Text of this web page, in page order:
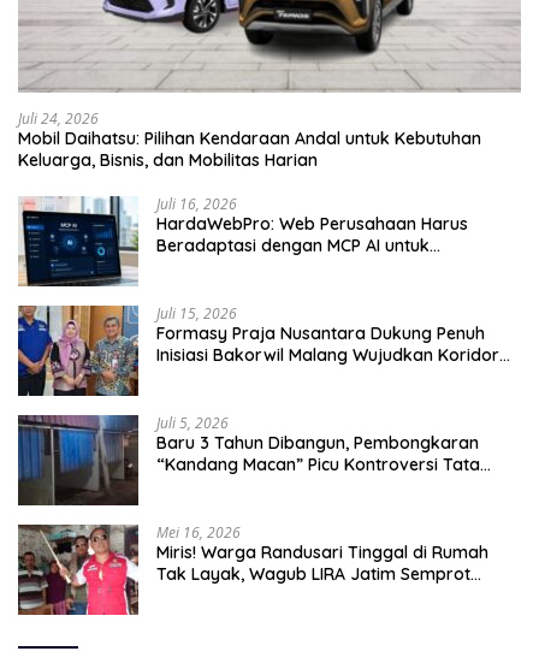
Juli 24, 2026
Mobil Daihatsu: Pilihan Kendaraan Andal untuk Kebutuhan
Keluarga, Bisnis, dan Mobilitas Harian
Juli 16, 2026
HardaWebPro: Web Perusahaan Harus
Beradaptasi dengan MCP AI untuk
Juli 15, 2026
Formasy Praja Nusantara Dukung Penuh
Inisiasi Bakorwil Malang Wujudkan Koridor
Juli 5, 2026
Baru 3 Tahun Dibangun, Pembongkaran
“Kandang Macan” Picu Kontroversi Tata
Mei 16, 2026
Miris! Warga Randusari Tinggal di Rumah
Tak Layak, Wagub LIRA Jatim Semprot